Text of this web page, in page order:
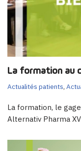
La formation au
Actualités patients,
La formation, le
Alternativ Pharma XV